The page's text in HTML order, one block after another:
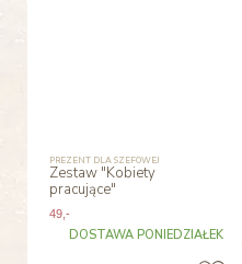
PREZENT DLA SZEFOWEJ
Zestaw "Kobiety
pracujące"
49,-
DOSTAWA PONIEDZIAŁEK